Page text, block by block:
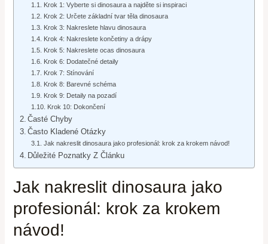
Krok 1: Vyberte si dinosaura a najděte si inspiraci
Krok 2: Určete základní tvar těla dinosaura
Krok 3: Nakreslete hlavu dinosaura
Krok 4: Nakreslete končetiny a drápy
Krok 5: Nakreslete ocas dinosaura
Krok 6: Dodatečné detaily
Krok 7: Stínování
Krok 8: Barevné schéma
Krok 9: Detaily na pozadí
Krok 10: Dokončení
Časté Chyby
Často Kladené Otázky
Jak nakreslit dinosaura jako profesionál: krok za krokem návod!
Důležité Poznatky Z Článku
Jak nakreslit dinosaura jako
profesionál: krok za krokem
návod!